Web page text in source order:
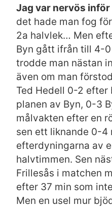
Jag var nervös
det hade man fog
2a halvlek… Men
Byn gått ifrån till 4-
trodde man nästan
även om man
Ted Hedell 0-2
planen av Byn, 0-3
målvakten efter en
sen ett liknande 0-4
efterdyningarna av
halvtimmen. Sen
Frillesås i matchen
efter 37 min som
Men en usel mur